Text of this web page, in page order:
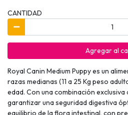
CANTIDAD
Agregar al
Royal Canin Medium Puppy es un
razas medianas (11 a 25 Kg peso
edad. Con una combinación
garantizar una seguridad digestiva
equilibrio de la flora intestinal, con